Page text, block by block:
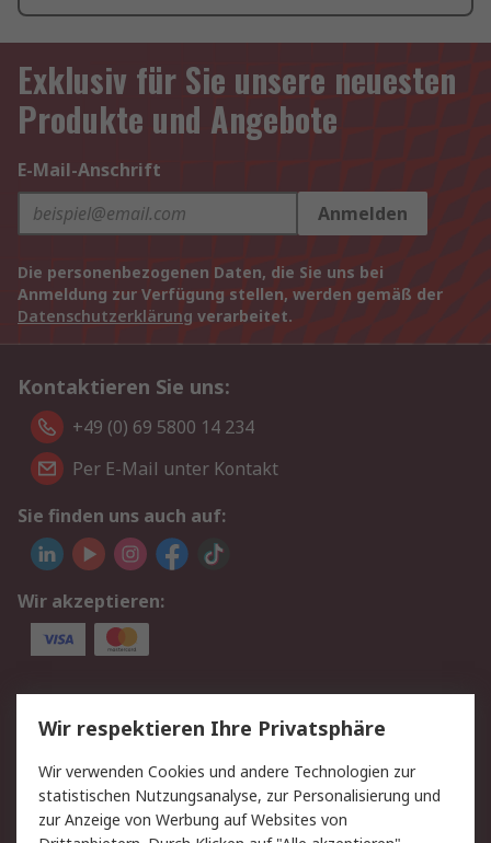
Exklusiv für Sie unsere neuesten
Produkte und Angebote
E-Mail-Anschrift
Anmelden
Die personenbezogenen Daten, die Sie uns bei
Anmeldung zur Verfügung stellen, werden gemäß der
Datenschutzerklärung verarbeitet.
Kontaktieren Sie uns:
+49 (0) 69 5800 14 234
Per E-Mail unter Kontakt
Sie finden uns auch auf:
Wir akzeptieren:
Service
Value Added Services
Lieferlösungen
Rücksendungen
Kontakt
Hilfe
Privatkunden
Wir respektieren Ihre Privatsphäre
Wir verwenden Cookies und andere Technologien zur
statistischen Nutzungsanalyse, zur Personalisierung und
zur Anzeige von Werbung auf Websites von